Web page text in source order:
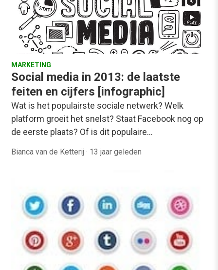
MARKETING
Social media in 2013: de laatste
feiten en cijfers [infographic]
Wat is het populairste sociale netwerk? Welk
platform groeit het snelst? Staat Facebook nog op
de eerste plaats? Of is dit populaire…
Bianca van de Ketterij · 13 jaar geleden